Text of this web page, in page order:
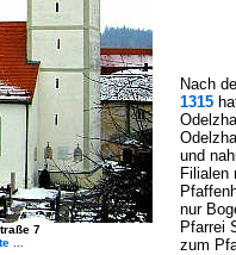
7
...
Nach
1315
und
Filialen
nur
Pfarrei
zum